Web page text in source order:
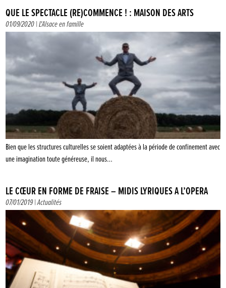
QUE LE SPECTACLE (RE)COMMENCE ! : MAISON DES ARTS
01/09/2020 |L'Alsace en famille
Bien que les structures culturelles se soient adaptées à la période de confinement avec
une imagination toute généreuse, il nous…
LE CŒUR EN FORME DE FRAISE – MIDIS LYRIQUES À L’OPÉRA
07/01/2019 |Actualités